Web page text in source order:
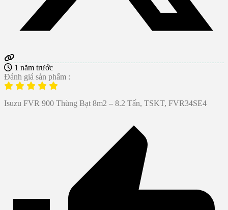
1 năm trước
Đánh giá sản phẩm :
Isuzu FVR 900 Thùng Bạt 8m2 – 8.2 Tấn, TSKT, FVR34SE4